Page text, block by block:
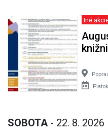
Iné
SOBOTA - 22. 8. 2026